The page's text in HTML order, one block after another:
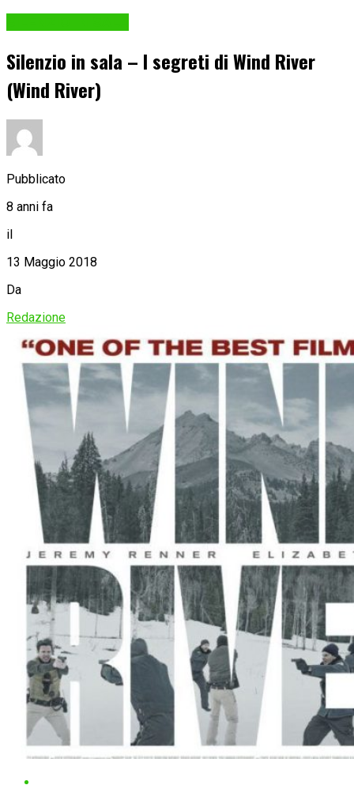
Silenzio in sala – I segreti di Wind River
(Wind River)
Pubblicato
8 anni fa
il
13 Maggio 2018
Da
Redazione